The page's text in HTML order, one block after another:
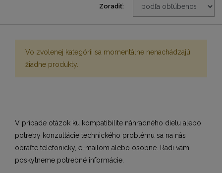
Zoradiť:
Vo zvolenej kategórii sa momentálne nenachádzajú
žiadne produkty.
V prípade otázok ku kompatibilite náhradného dielu alebo
potreby konzultácie technického problému sa na nás
obráťte telefonicky, e-mailom alebo osobne. Radi vám
poskytneme potrebné informácie.